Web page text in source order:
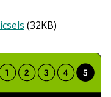
(32KB)